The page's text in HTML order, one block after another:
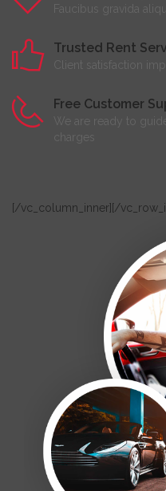
Faucibus gravida
Trusted Rent
Client satisfaction
Free Customer
We are ready to
charges
[/vc_column_inner] [/